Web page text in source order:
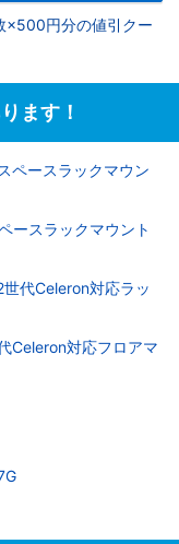
×500円分の値引クー
ます！
ペースラックマウン
ースラックマウント
代Celeron対応ラッ
Celeron対応フロアマ